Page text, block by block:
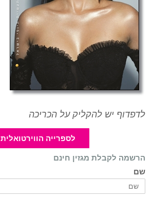
לדפדוף יש להקליק על הכריכה
לספרייה הווירטואלית
הרשמה לקבלת מגזין חינם
שם